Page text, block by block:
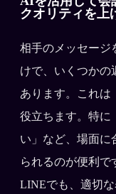
クオリティを上
相手のメッセージ
けで、いくつかの
あります。これは
役立ちます。特に
い」など、場面に
られるのが便利で
LINEでも、適切な